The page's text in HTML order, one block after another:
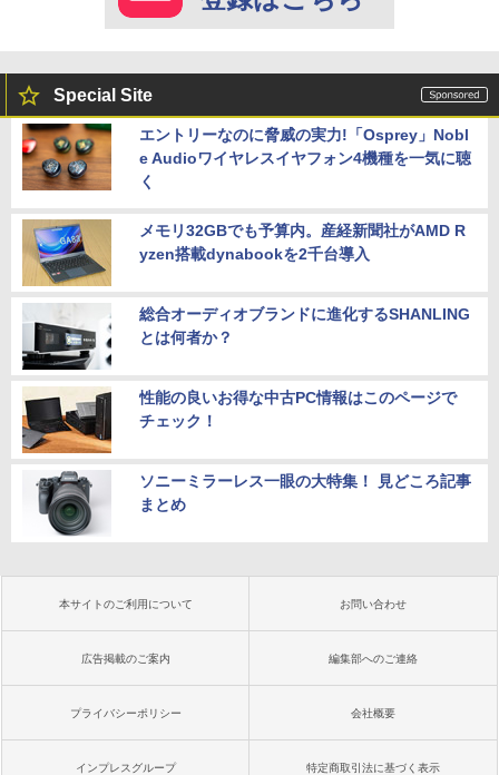
Special Site
エントリーなのに脅威の実力!「Osprey」Nobl
e Audioワイヤレスイヤフォン4機種を一気に聴
く
メモリ32GBでも予算内。産経新聞社がAMD R
yzen搭載dynabookを2千台導入
総合オーディオブランドに進化するSHANLING
とは何者か？
性能の良いお得な中古PC情報はこのページで
チェック！
ソニーミラーレス一眼の大特集！ 見どころ記事
まとめ
本サイトのご利用について お問い合わせ
広告掲載のご案内 編集部へのご連絡
プライバシーポリシー 会社概要
インプレスグループ 特定商取引法に基づく表示